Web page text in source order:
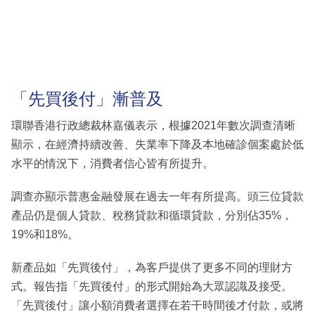
「先買後付」漸普及
環聯香港行政總裁林嘉儀表示，根據2021年數次調查清晰
顯示，在經濟持續改善、失業率下降及本地確診個案處於低
水平的情況下，消費者信心皆有所提升。
調查亦顯示普惠金融發展在過去一年有所提高。頭三位貸款
產品仍是個人貸款、稅務貸款和循環貸款，分別佔35%，
19%和18%。
新產品如「先買後付」，為客戶提供了更多不同的理財方
式。報告指「先買後付」的形式開始為大眾認識及接受。
「先買後付」讓小額消費者選擇在若干時間後才付款，或將